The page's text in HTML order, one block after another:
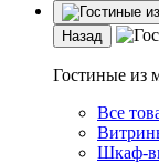
Назад
Гостиные из
Все
Шкаф-